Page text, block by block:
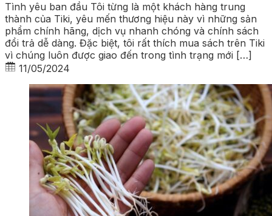
Tình yêu ban đầu Tôi từng là một khách hàng trung
thành của Tiki, yêu mến thương hiệu này vì những sản
phẩm chính hãng, dịch vụ nhanh chóng và chính sách
đổi trả dễ dàng. Đặc biệt, tôi rất thích mua sách trên Tiki
vì chúng luôn được giao đến trong tình trạng mới […]
11/05/2024